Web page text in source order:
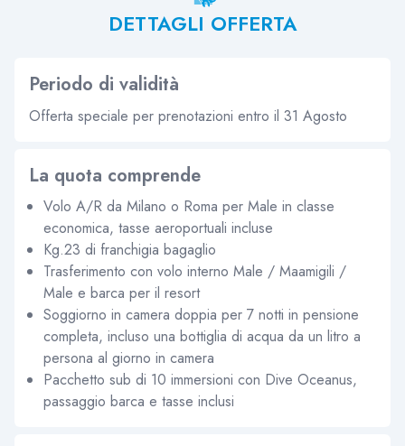
DETTAGLI OFFERTA
Periodo di validità
Offerta speciale per prenotazioni entro il 31 Agosto
La quota comprende
Volo A/R da Milano o Roma per Male in classe
economica, tasse aeroportuali incluse
Kg.23 di franchigia bagaglio
Trasferimento con volo interno Male / Maamigili /
Male e barca per il resort
Soggiorno in camera doppia per 7 notti in pensione
completa, incluso una bottiglia di acqua da un litro a
persona al giorno in camera
Pacchetto sub di 10 immersioni con Dive Oceanus,
passaggio barca e tasse inclusi